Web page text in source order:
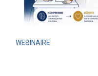
WEBINAIRE